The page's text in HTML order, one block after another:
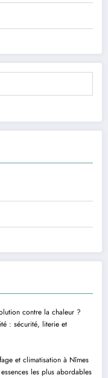
contre la chaleur ?
: sécurité, literie et
et climatisation à Nîmes
les plus abordables